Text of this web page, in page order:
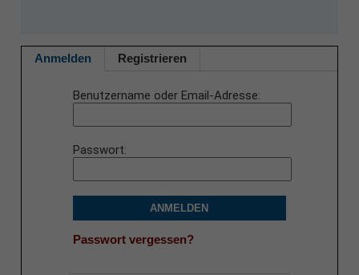
Anmelden Registrieren
Benutzername oder Email-Adresse
Passwort
ANMELDEN
Passwort vergessen?